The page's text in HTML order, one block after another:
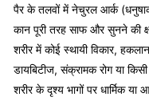
पैर के तलवों में नेचुरल आर्क
कान पूरी तरह साफ और सुनने की
शरीर में कोई स्थायी विकार,
डायबिटीज, संक्रामक रोग या
शरीर के दृश्य भागों पर धार्मिक